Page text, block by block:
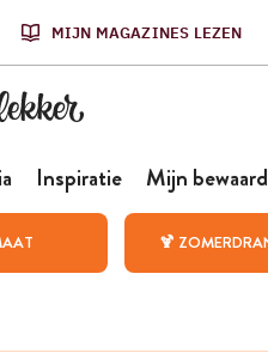
MIJN MAGAZINES LEZEN
Inspiratie Mijn
🍹